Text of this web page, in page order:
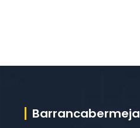
Barrancabermeja